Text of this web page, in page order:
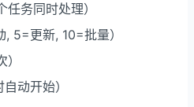
务同时处理）
5=更新, 10=批量）
动开始）